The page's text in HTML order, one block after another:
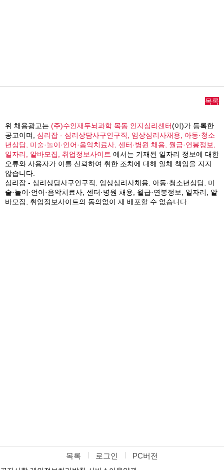
목록
위 채용광고는 (주)수인재두뇌과학 목동 인지심리센터(이)가 등록한
공고이며, 심리잡 - 심리상담사구인구직, 임상심리사채용, 아동·청소
년상담, 미술·놀이·언어·음악치료사, 센터·병원 채용, 월급·연봉정보,
일자리, 알바모집, 취업정보사이트 에서는 기재된 일자리 정보에 대한
오류와 사용자가 이를 신뢰하여 취한 조치에 대해 일체 책임을 지지
않습니다.
심리잡 - 심리상담사구인구직, 임상심리사채용, 아동·청소년상담, 미
술·놀이·언어·음악치료사, 센터·병원 채용, 월급·연봉정보, 일자리, 알
바모집, 취업정보사이트의 동의없이 재 배포할 수 없습니다.
목록 로그인 PC버전